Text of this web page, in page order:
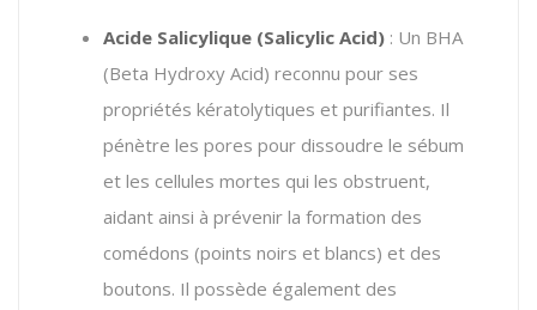
Acide Salicylique (Salicylic Acid) : Un BHA
(Beta Hydroxy Acid) reconnu pour ses
propriétés kératolytiques et purifiantes. Il
pénètre les pores pour dissoudre le sébum
et les cellules mortes qui les obstruent,
aidant ainsi à prévenir la formation des
comédons (points noirs et blancs) et des
boutons. Il possède également des